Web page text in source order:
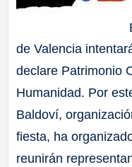
de Valencia
declare Patrimonio
Humanidad. Por
Baldoví,
fiesta, ha
reunirán